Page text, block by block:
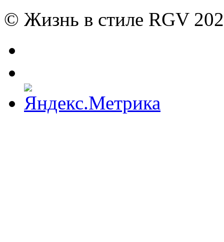
© Жизнь в стиле RGV